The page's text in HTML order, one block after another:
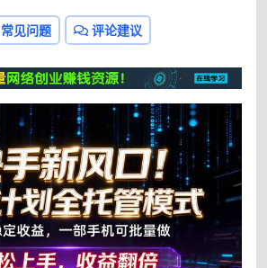
常见问题 评论建议